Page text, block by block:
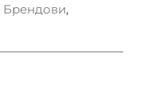
Брендови,